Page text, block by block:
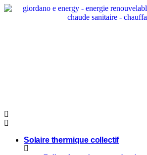
Aller
Solaire thermique collectif